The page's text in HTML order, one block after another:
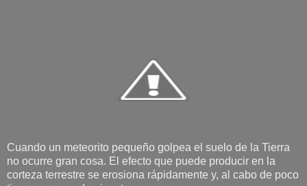
Cuando un meteorito pequeño golpea el suelo de la Tierra
no ocurre gran cosa. El efecto que puede producir en la
corteza terrestre se erosiona rápidamente y, al cabo de poco